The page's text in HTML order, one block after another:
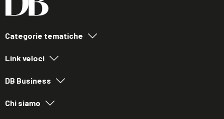
Categorie tematiche
Link veloci
DB Business
Chi siamo